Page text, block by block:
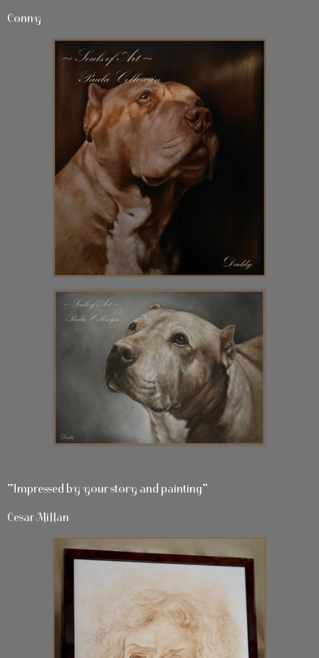
Conny
”Impressed by your story and painting”
Cesar Millan